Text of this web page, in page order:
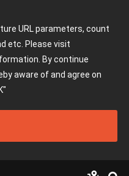
URL parameters, count
etc. Please visit
By continue
aware of and agree on